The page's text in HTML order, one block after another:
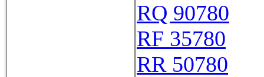
RQ 90780
RF 35780
RR 50780